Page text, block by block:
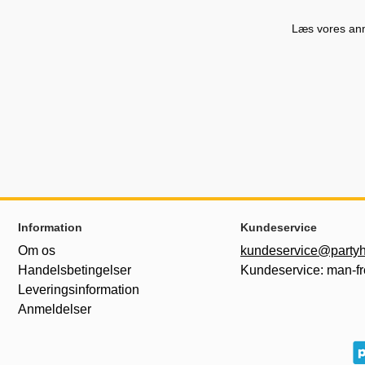
Læs vores
Sidefodsinhold Blandet info og links
Information
Om os
Handelsbetingelser
Leveringsinformation
Anmeldelser
Kundeservice
Kundeservice: man-